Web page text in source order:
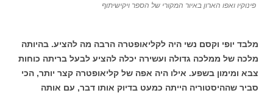
פינוקיו ואפו הארון באיור המקורי של הספר ויקישיתוף
מלבד יופי וקסם נשי היה לקליאופטרה הרבה מה להציע. בהיותה
מלכה של ממלכה גדולה ועשירה יכלה להציע לבעל בריתה כוחות
צבא ומימון בשפע. אילו היה אפה של קליאופטרה קצר יותר, הכי
סביר שההיסטוריה הייתה כמעט בדיוק אותו דבר, עם אותה